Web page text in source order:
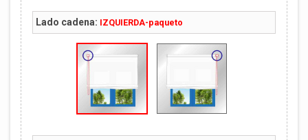
Lado cadena: IZQUIERDA-paqueto